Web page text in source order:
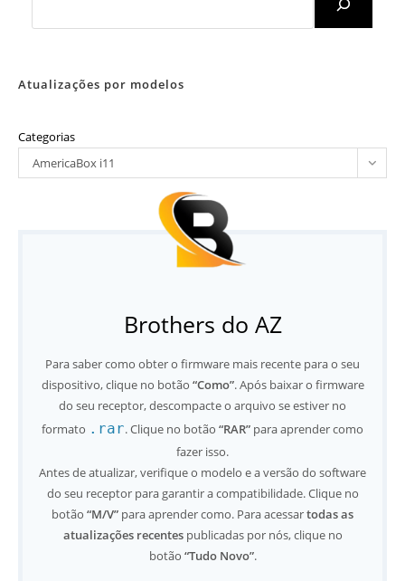
Atualizações por modelos
Categorias
AmericaBox i11
Brothers do AZ
Para saber como obter o firmware mais recente para o seu
dispositivo, clique no botão “Como”. Após baixar o firmware
do seu receptor, descompacte o arquivo se estiver no
formato .rar. Clique no botão “RAR” para aprender como
fazer isso.
Antes de atualizar, verifique o modelo e a versão do software
do seu receptor para garantir a compatibilidade. Clique no
botão “M/V” para aprender como. Para acessartodas as
atualizações recentespublicadas por nós, clique no
botão “Tudo Novo”.